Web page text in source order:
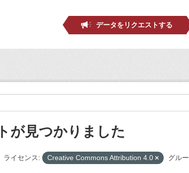
データをリクエストする
が見つかりました
ライセンス: Creative Commons Attribution 4.0
グルー